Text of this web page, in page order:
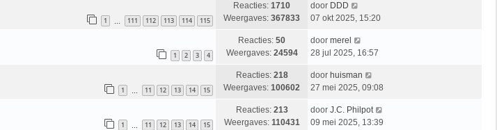
1 111 112 113 114 115
Reacties: 1710
Weergaves: 367833
door DDD
07 okt 2025, 15:20
1 2 3 4
Reacties: 50
Weergaves: 24594
door merel
28 jul 2025, 16:57
1 11 12 13 14 15
Reacties: 218
Weergaves: 100602
door huisman
27 mei 2025, 09:08
1 11 12 13 14 15
Reacties: 213
Weergaves: 110431
door J.C. Philpot
09 mei 2025, 13:39